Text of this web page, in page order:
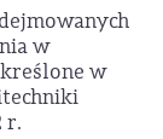
w
w
r.